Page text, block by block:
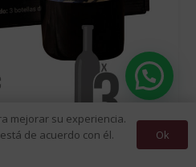
mejorar su experiencia.
de acuerdo con él.
Ok